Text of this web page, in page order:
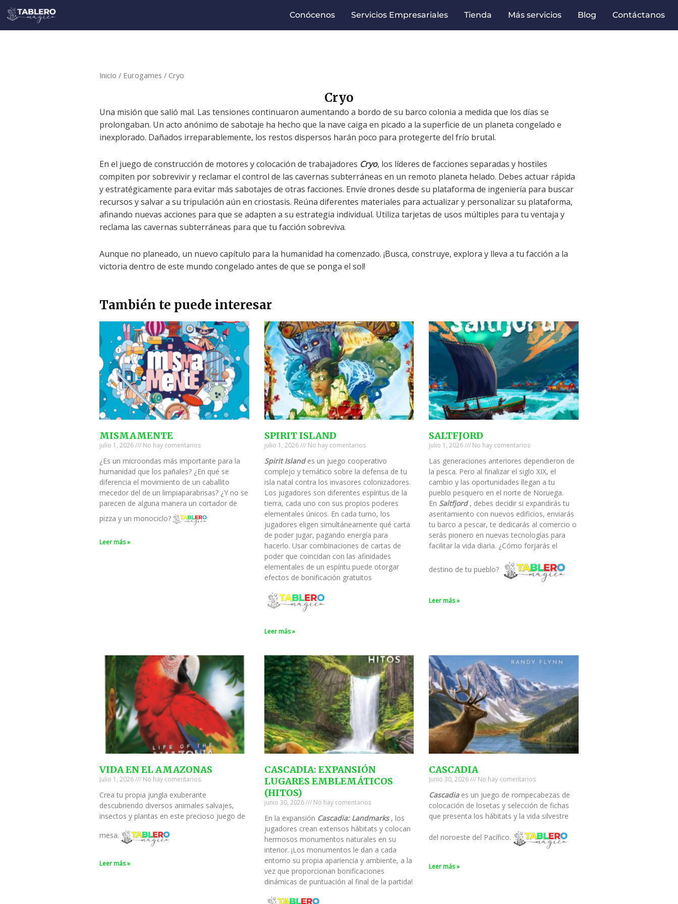
contenido
Conócenos Servicios Empresariales Tienda Más servicios Blog Contáctanos
Inicio / Eurogames / Cryo
Cryo
Una misión que salió mal. Las tensiones continuaron aumentando a bordo de su barco colonia a medida que los días se
prolongaban. Un acto anónimo de sabotaje ha hecho que la nave caiga en picado a la superficie de un planeta congelado e
inexplorado. Dañados irreparablemente, los restos dispersos harán poco para protegerte del frío brutal.
En el juego de construcción de motores y colocación de trabajadores Cryo, los líderes de facciones separadas y hostiles
compiten por sobrevivir y reclamar el control de las cavernas subterráneas en un remoto planeta helado. Debes actuar rápida
y estratégicamente para evitar más sabotajes de otras facciones. Envíe drones desde su plataforma de ingeniería para buscar
recursos y salvar a su tripulación aún en criostasis. Reúna diferentes materiales para actualizar y personalizar su plataforma,
afinando nuevas acciones para que se adapten a su estrategia individual. Utiliza tarjetas de usos múltiples para tu ventaja y
reclama las cavernas subterráneas para que tu facción sobreviva.
Aunque no planeado, un nuevo capítulo para la humanidad ha comenzado. ¡Busca, construye, explora y lleva a tu facción a la
victoria dentro de este mundo congelado antes de que se ponga el sol!
También te puede interesar
MISMAMENTE
julio 1, 2026 No hay comentarios
¿Es un microondas más importante para la
humanidad que los pañales? ¿En qué se
diferencia el movimiento de un caballito
mecedor del de un limpiaparabrisas? ¿Y no se
parecen de alguna manera un cortador de
pizza y un monociclo?
Leer más »
SPIRIT ISLAND
julio 1, 2026 No hay comentarios
Spirit Islandes un juego cooperativo
complejo y temático sobre la defensa de tu
isla natal contra los invasores colonizadores.
Los jugadores son diferentes espíritus de la
tierra, cada uno con sus propios poderes
elementales únicos. En cada turno, los
jugadores eligen simultáneamente qué carta
de poder jugar, pagando energía para
hacerlo. Usar combinaciones de cartas de
poder que coincidan con las afinidades
elementales de un espíritu puede otorgar
efectos de bonificación gratuitos
Leer más »
SALTFJORD
julio 1, 2026 No hay comentarios
Las generaciones anteriores dependieron de
la pesca. Pero al finalizar el siglo XIX, el
cambio y las oportunidades llegan a tu
pueblo pesquero en el norte de Noruega.
En Saltfjord, debes decidir si expandirás tu
asentamiento con nuevos edificios, enviarás
tu barco a pescar, te dedicarás al comercio o
serás pionero en nuevas tecnologías para
facilitar la vida diaria. ¿Cómo forjarás el
destino de tu pueblo?
Leer más »
VIDA EN EL AMAZONAS
julio 1, 2026 No hay comentarios
Crea tu propia jungla exuberante
descubriendo diversos animales salvajes,
insectos y plantas en este precioso juego de
mesa.
Leer más »
CASCADIA: EXPANSIÓN
LUGARES EMBLEMÁTICOS
(HITOS)
junio 30, 2026 No hay comentarios
En la expansión Cascadia: Landmarks, los
jugadores crean extensos hábitats y colocan
hermosos monumentos naturales en su
interior. ¡Los monumentos le dan a cada
entorno su propia apariencia y ambiente, a la
vez que proporcionan bonificaciones
dinámicas de puntuación al final de la partida!
CASCADIA
junio 30, 2026 No hay comentarios
Cascadiaes un juego de rompecabezas de
colocación de losetas y selección de fichas
que presenta los hábitats y la vida silvestre
del noroeste del Pacífico.
Leer más »